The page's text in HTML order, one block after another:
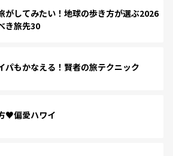
がしてみたい！地球の歩き方が選ぶ2026
き旅先30
パもかなえる！賢者の旅テクニック
♥偏愛ハワイ